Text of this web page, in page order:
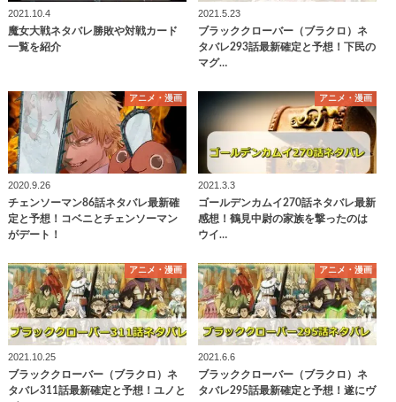
2021.10.4
魔女大戦ネタバレ勝敗や対戦カード
一覧を紹介
2021.5.23
ブラッククローバー（ブラクロ）ネ
タバレ293話最新確定と予想！下民の
マグ…
アニメ・漫画
2020.9.26
チェンソーマン86話ネタバレ最新確
定と予想！コベニとチェンソーマン
がデート！
アニメ・漫画
2021.3.3
ゴールデンカムイ270話ネタバレ最新
感想！鶴見中尉の家族を撃ったのは
ウイ…
アニメ・漫画
2021.10.25
ブラッククローバー（ブラクロ）ネ
タバレ311話最新確定と予想！ユノと
アニメ・漫画
2021.6.6
ブラッククローバー（ブラクロ）ネ
タバレ295話最新確定と予想！遂にヴ